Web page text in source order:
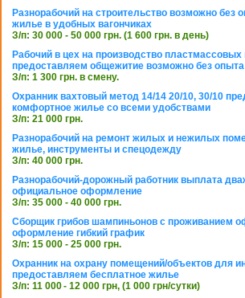
Разнорабочий на строительство возможно без
жилье в удобных вагончиках
З/п: 30 000 - 50 000 грн. (1 600 грн. в день)
Рабочий в цех на производство пластмассовых
предоставляем общежитие возможно без опыта
З/п: 1 300 грн. в смену.
Охранник вахтовый метод 14/14 20/10, 30/10
комфортное жилье со всеми удобствами
З/п: 21 000 грн.
Разнорабочий на ремонт жилых и нежилых
жилье, инструменты и спецодежду
З/п: 40 000 грн.
Разнорабочий-дорожный работник выплата
официальное оформление
З/п: 35 000 - 40 000 грн.
Сборщик грибов шампиньонов с проживанием
оформление гибкий график
З/п: 15 000 - 25 000 грн.
Охранник на охрану помещений/объектов для
предоставляем бесплатное жилье
З/п: 11 000 - 12 000 грн, (1 000 грн/сутки)